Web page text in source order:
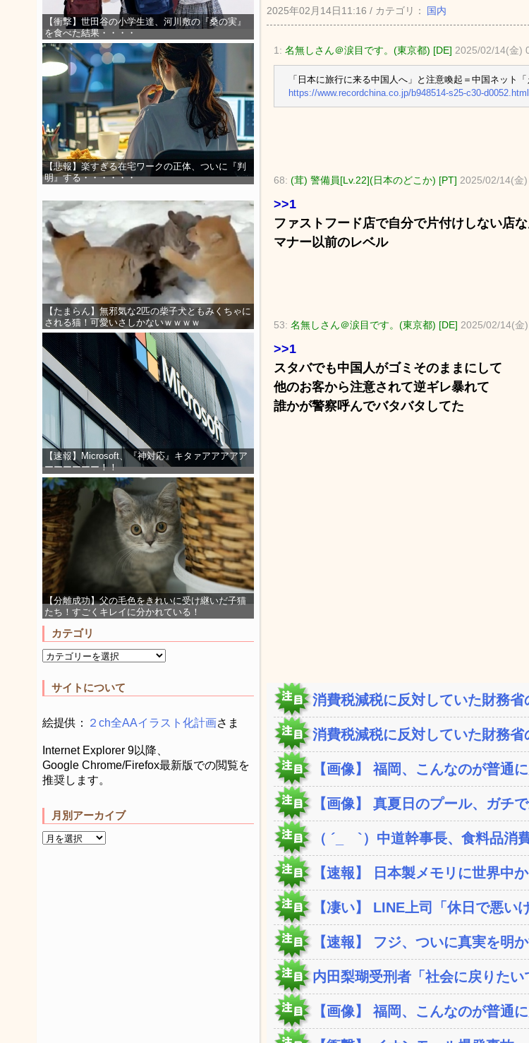
【衝撃】世田谷の小学生達、河川敷の『桑の実』
を食べた結果・・・・
【悲報】楽すぎる在宅ワークの正体、ついに『判
明』する・・・・・・
【たまらん】無邪気な2匹の柴子犬ともみくちゃに
される猫！可愛いさしかないｗｗｗｗ
【速報】Microsoft、『神対応』キタァアアアアア
ーーーーーー！！
【分離成功】父の毛色をきれいに受け継いだ子猫
たち！すごくキレイに分かれている！
カテゴリ
サイトについて
絵提供： ２ch全AAイラスト化計画さま
Internet Explorer 9以降、
Google Chrome/Firefox最新版での閲覧を
推奨します。
月別アーカイブ
2025年02月14日11:16 / カテゴリ： 国内
1: 名無しさん＠涙目です。(東京都) [DE] 2025/02/14(金)
「日本に旅行に来る中国人へ」と注意喚起＝中国ネット
https://www.recordchina.co.jp/b948514-s25-c30-d0052.html
68: (茸) 警備員[Lv.22](日本のどこか) [PT] 2025/02/14(金
>>1
ファストフード店で自分で片付けしない店
マナー以前のレベル
53: 名無しさん＠涙目です。(東京都) [DE] 2025/02/14(金
>>1
スタバでも中国人がゴミそのままにして
他のお客から注意されて逆ギレ暴れて
誰かが警察呼んでバタバタしてた
消費税減税に反対していた財務
消費税減税に反対していた財務
【画像】 福岡、こんなのが普通
【画像】 真夏日のプール、ガチ
（ ´_ゝ`）中道幹事長、食料品
【速報】 日本製メモリに世界中
【凄い】 LINE上司「休日で悪
【速報】 フジ、ついに真実を明
内田梨瑚受刑者「社会に戻りたい
【画像】 福岡、こんなのが普通